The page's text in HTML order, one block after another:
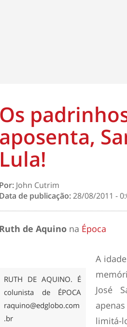
Os
aposenta,
Lula!
Por: John Cutrim
Data de publicação:28/08/2011 -
Ruth de Aquino na Época
RUTH DE AQUINO. É
colunista de ÉPOCA
raquino@edglobo.com
.br
A
José
limitá-